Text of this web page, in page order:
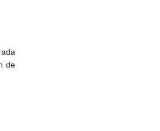
de